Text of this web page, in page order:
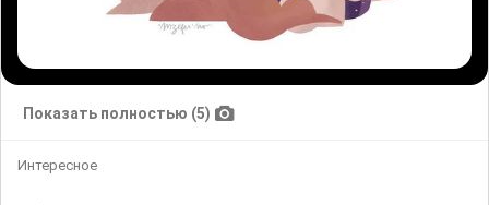
Показать полностью (5)
Интересное